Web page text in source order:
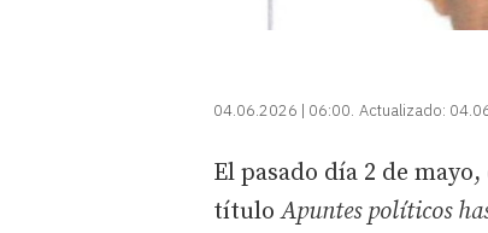
04.06.2026 | 06:00 Actualizado:
El pasado día 2 de
títuloApuntes políticos